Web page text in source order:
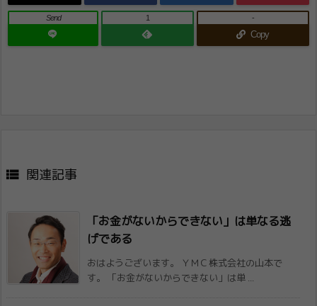
Send 1
Copy
-
 関連記事
「お金がないからできない」は単なる逃
げで​ある
おはようございます。 ＹＭＣ株式会社の山本で
す。 「お金がないからできない」は単 ...